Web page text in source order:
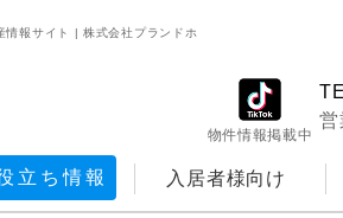
情報サイト | 株式会社プランドホ
営
物件情報掲載中
立ち情報 入居者様向け